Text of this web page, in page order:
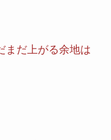
まだ上がる余地は